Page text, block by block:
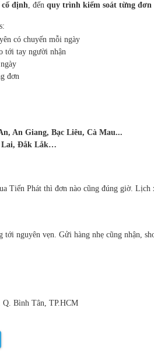
cố định, đến quy trình kiểm soát từng đơn
có chuyến mỗi ngày
tới tay người nhận
đơn
An Giang, Bạc Liêu, Cà Mau...
Lai, Đắk Lắk…
Tiến Phát thì đơn nào cũng đúng giờ.
nguyên vẹn. Gửi hàng nhẹ cũng nhận,
Q. Bình Tân, TP.HCM